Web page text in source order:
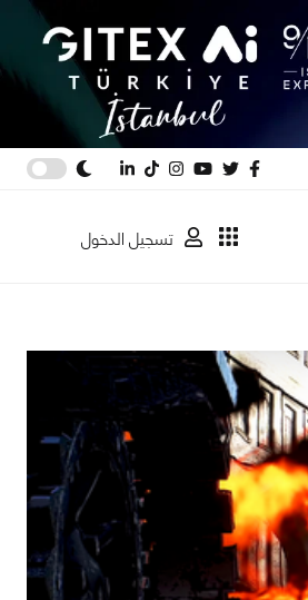
تسجيل الدخول